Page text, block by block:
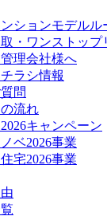
ションモデルル
・ワンストップ
理会社様へ
ラシ情報
問
流れ
キャンペーン
ベ2026事業
宅2026事業